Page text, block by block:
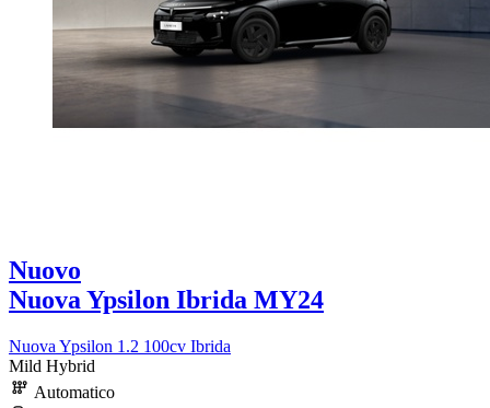
Nuovo
Nuova Ypsilon Ibrida MY24
Nuova Ypsilon 1.2 100cv Ibrida
Mild Hybrid
Automatico